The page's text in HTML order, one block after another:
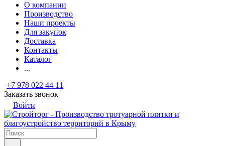
О компании
Производство
Наши проекты
Для закупок
Доставка
Контакты
Каталог
...
+7 978 022 44 11
Заказать звонок
Войти